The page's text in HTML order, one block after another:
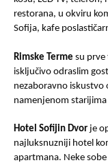
restorana, u okviru
Sofija, kafe
Rimske Terme su prve
isključivo odraslim
nezaboravno
namenjenom
Hotel Sofijin Dvor je
najluksnuzniji hotel
apartmana. Neke